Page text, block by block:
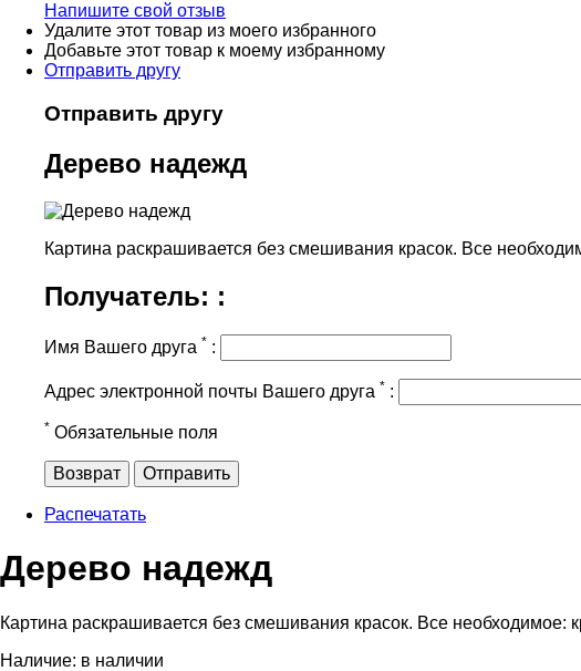
Напишите свой отзыв
Удалите этот товар из моего избранного
Добавьте этот товар к моему избранному
Отправить другу
Отправить другу
Дерево надежд
Картина раскрашивается без смешивания красок. Все
Получатель: :
Имя Вашего друга * :
Адрес электронной почты Вашего друга * :
* Обязательные поля
Возврат Отправить
Распечатать
Дерево надежд
Картина раскрашивается без смешивания красок. Все необходимое:
Наличие: в наличии